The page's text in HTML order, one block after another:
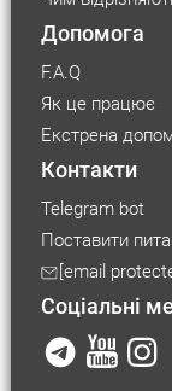
Розмір шрифту
Маленький
Середній
Великий
Допомога
F.A.Q
Як це працює
Екстрена
Контакти
Telegram bot
Поставити
[email
Соціальні